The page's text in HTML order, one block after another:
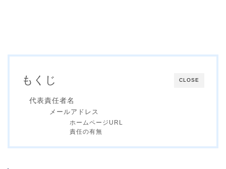
CLOSE
もくじ
代表責任者名
メールアドレス
ホームページURL
責任の有無